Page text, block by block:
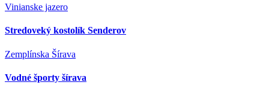
Vinianske jazero
Stredoveký kostolík Senderov
Zemplínska Šírava
Vodné športy šírava